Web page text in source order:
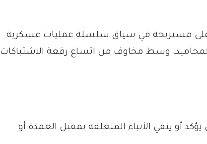
على مستريحة في سياق سلسلة عمليات عسكرية
وسط مخاوف من اتساع رقعة الاشتباكات
أو ينفي الأنباء المتعلقة بمقتل العمدة أو